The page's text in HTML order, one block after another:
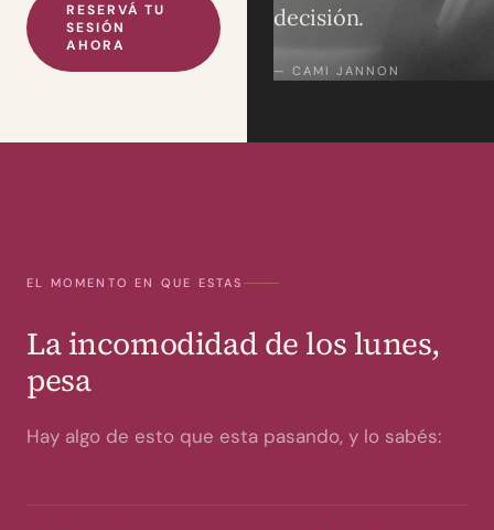
RESERVÁ TU
SESIÓN
AHORA
decisión.
— CAMI JANNON
EL MOMENTO EN QUE ESTAS
La incomodidad de los lunes,
pesa
Hay algo de esto que esta pasando, y lo sabés: